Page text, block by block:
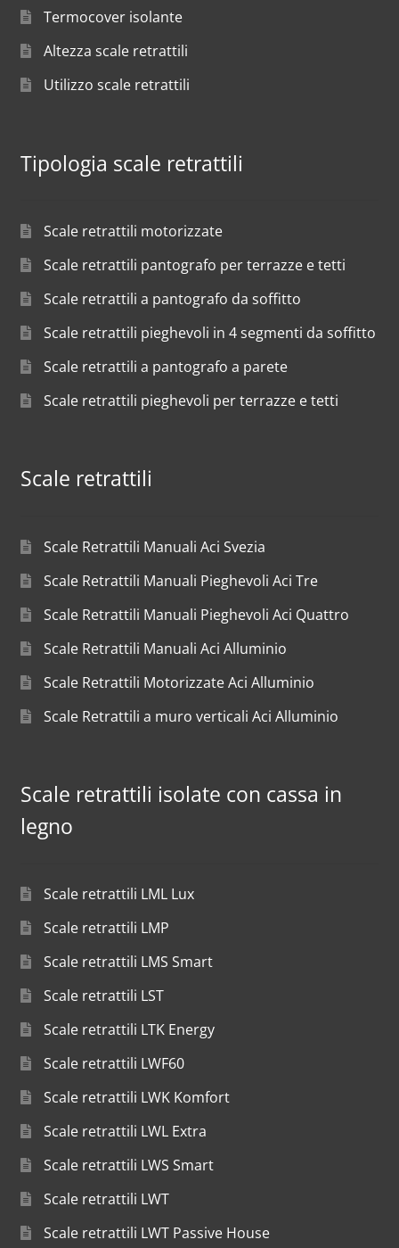
Termocover isolante
Altezza scale retrattili
Utilizzo scale retrattili
Tipologia scale retrattili
Scale retrattili motorizzate
Scale retrattili pantografo per terrazze e tetti
Scale retrattili a pantografo da soffitto
Scale retrattili pieghevoli in 4 segmenti da soffitto
Scale retrattili a pantografo a parete
Scale retrattili pieghevoli per terrazze e tetti
Scale retrattili
Scale Retrattili Manuali Aci Svezia
Scale Retrattili Manuali Pieghevoli Aci Tre
Scale Retrattili Manuali Pieghevoli Aci Quattro
Scale Retrattili Manuali Aci Alluminio
Scale Retrattili Motorizzate Aci Alluminio
Scale Retrattili a muro verticali Aci Alluminio
Scale retrattili isolate con cassa in
legno
Scale retrattili LML Lux
Scale retrattili LMP
Scale retrattili LMS Smart
Scale retrattili LST
Scale retrattili LTK Energy
Scale retrattili LWF60
Scale retrattili LWK Komfort
Scale retrattili LWL Extra
Scale retrattili LWS Smart
Scale retrattili LWT
Scale retrattili LWT Passive House